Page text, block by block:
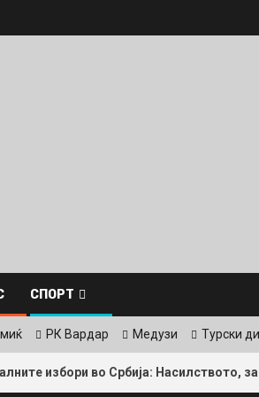
СПОРТ
РК Вардар Медузи Турски
во Србија: Насилството, заканите